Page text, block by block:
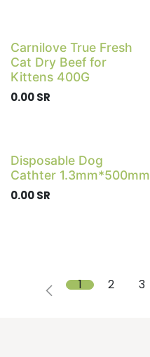
Carnilove True Fresh
Cat Dry Beef for
Kittens 400G
0.00SR
Disposable Dog
Cathter 1.3mm*500mm
0.00SR
1 2 3